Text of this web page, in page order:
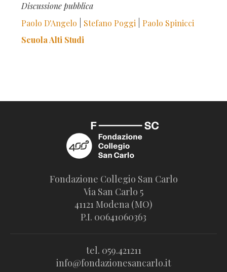
Discussione pubblica
Paolo D'Angelo
Stefano Poggi
Paolo Spinicci
Scuola Alti Studi
Fondazione Collegio San Carlo
Via San Carlo 5
41121 Modena (MO)
P.I. 00641060363
tel. 059.421211
info@fondazionesancarlo.it